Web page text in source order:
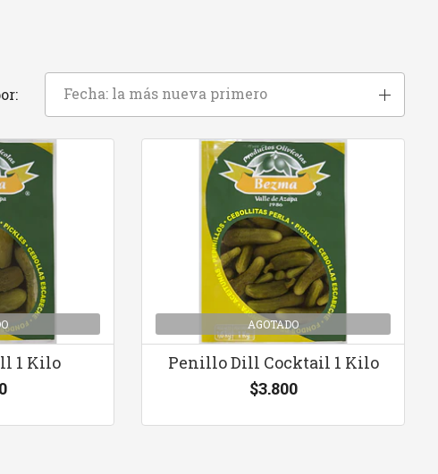
Fecha: la más nueva primero
1 Kilo
AGOTADO
Penillo Dill Cocktail 1 Kilo
$3.800